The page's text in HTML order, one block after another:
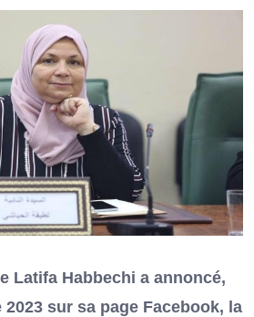
Latifa Habbechi a annoncé,
sur sa page Facebook, la